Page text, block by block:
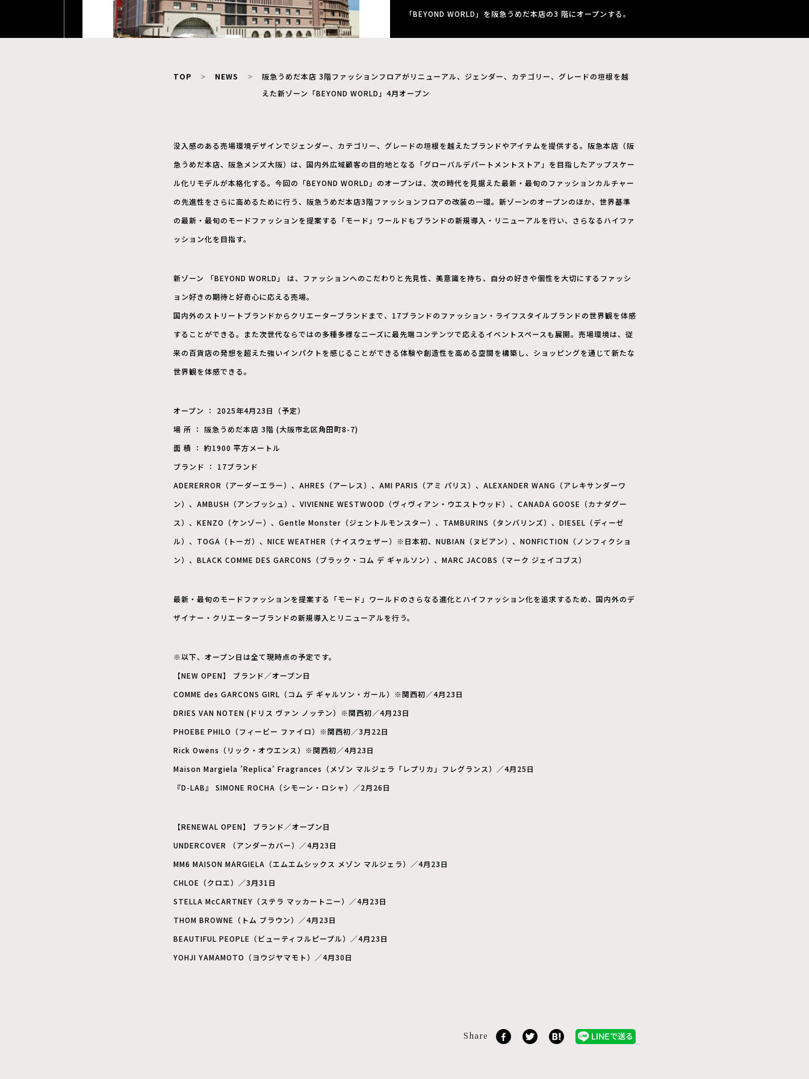
「BEYOND WORLD」を阪急うめだ本店の3 階にオープンする。
TOP NEWS
阪急うめだ本店 3階ファッションフロアがリニューアル、ジェンダー、カテゴリー、グレードの垣根を越
えた新ゾーン「BEYOND WORLD」4月オープン
没入感のある売場環境デザインでジェンダー、カテゴリー、グレードの垣根を越えたブランドやアイテムを提供する。阪急本店（阪
急うめだ本店、阪急メンズ大阪）は、国内外広域顧客の目的地となる「グローバルデパートメントストア」を目指したアップスケー
ル化リモデルが本格化する。今回の「BEYOND WORLD」のオープンは、次の時代を見据えた最新・最旬のファッションカルチャー
の先進性をさらに高めるために行う、阪急うめだ本店3階ファッションフロアの改装の一環。新ゾーンのオープンのほか、世界基準
の最新・最旬のモードファッションを提案する「モード」ワールドもブランドの新規導入・リニューアルを行い、さらなるハイファ
ッション化を目指す。
新ゾーン 「BEYOND WORLD」 は、ファッションへのこだわりと先見性、美意識を持ち、自分の好きや個性を大切にするファッシ
ョン好きの期待と好奇心に応える売場。
国内外のストリートブランドからクリエーターブランドまで、17ブランドのファッション・ライフスタイルブランドの世界観を体感
することができる。また次世代ならではの多種多様なニーズに最先端コンテンツで応えるイベントスペースも展開。売場環境は、従
来の百貨店の発想を超えた強いインパクトを感じることができる体験や創造性を高める空間を構築し、ショッピングを通じて新たな
世界観を体感できる。
オープン ： 2025年4月23日（予定）
場 所 ： 阪急うめだ本店 3階 (大阪市北区角田町8-7)
面 積 ： 約1900 平方メートル
ブランド ： 17ブランド
ADERERROR（アーダーエラー）、AHRES（アーレス）、AMI PARIS（アミ パリス）、ALEXANDER WANG（アレキサンダーワ
ン）、AMBUSH（アンブッシュ）、VIVIENNE WESTWOOD（ヴィヴィアン・ウエストウッド）、CANADA GOOSE（カナダグー
ス）、KENZO（ケンゾー）、Gentle Monster（ジェントルモンスター）、TAMBURINS（タンバリンズ）、DIESEL（ディーゼ
ル）、TOGA（トーガ）、NICE WEATHER（ナイスウェザー）※日本初、NUBIAN（ヌビアン）、NONFICTION（ノンフィクショ
ン）、BLACK COMME DES GARCONS（ブラック・コム デ ギャルソン）、MARC JACOBS（マーク ジェイコブス）
最新・最旬のモードファッションを提案する「モード」ワールドのさらなる進化とハイファッション化を追求するため、国内外のデ
ザイナー・クリエーターブランドの新規導入とリニューアルを行う。
※以下、オープン日は全て現時点の予定です。
【NEW OPEN】 ブランド／オープン日
COMME des GARCONS GIRL（コム デ ギャルソン・ガール）※関西初／4月23日
DRIES VAN NOTEN (ドリス ヴァン ノッテン）※関西初／4月23日
PHOEBE PHILO（フィービー ファイロ）※関西初／3月22日
Rick Owens（リック・オウエンス）※関西初／4月23日
Maison Margiela ’Replica’ Fragrances（メゾン マルジェラ「レプリカ」フレグランス）／4月25日
『D-LAB』 SIMONE ROCHA（シモーン・ロシャ）／2月26日
【RENEWAL OPEN】 ブランド／オープン日
UNDERCOVER （アンダーカバー）／4月23日
MM6 MAISON MARGIELA（エムエムシックス メゾン マルジェラ）／4月23日
CHLOE（クロエ）／3月31日
STELLA McCARTNEY（ステラ マッカートニー）／4月23日
THOM BROWNE（トム ブラウン）／4月23日
BEAUTIFUL PEOPLE（ビューティフルピープル）／4月23日
YOHJI YAMAMOTO（ヨウジヤマモト）／4月30日
Share